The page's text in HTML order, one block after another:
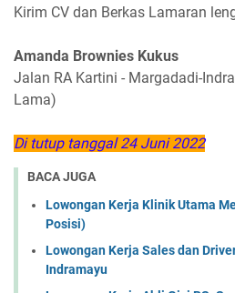
Kirim CV dan Berkas Lamaran
Amanda Brownies Kukus
Jalan RA Kartini - Margadadi-
Lama)
Di tutup tanggal 24 Juni 2022
BACA JUGA
Lowongan Kerja Klinik Utama
Posisi)
Lowongan Kerja Sales dan
Indramayu